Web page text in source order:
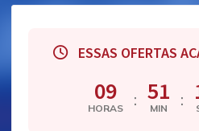
ESSAS OFERTAS
09
HORAS : 51
MIN :